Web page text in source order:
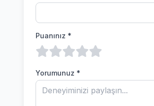
Puanınız *
Yorumunuz *